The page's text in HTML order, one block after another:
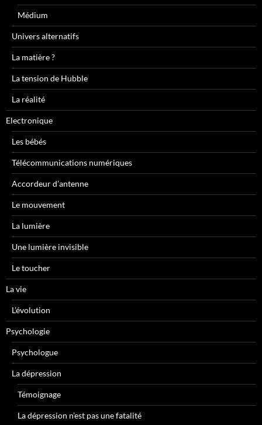
Médium
Univers alternatifs
La matière ?
La tension de Hubble
La réalité
Electronique
Les bébés
Télécommunications numériques
Accordeur d’antenne
Le mouvement
La lumière
Une lumière invisible
Le toucher
La vie
L’évolution
Psychologie
Psychologue
La dépression
Témoignage
La dépression n’est pas une fatalité